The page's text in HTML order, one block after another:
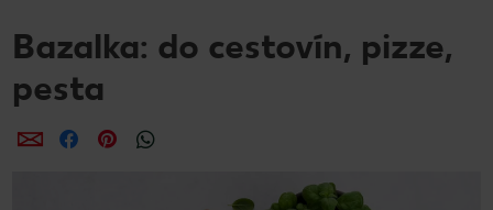
Bazalka: do cestovín, pizze,
pesta
ZdieľaťZdieľaťZdieľať